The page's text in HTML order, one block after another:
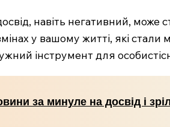
навіть негативний,
у вашому житті, які
інструмент для
за минуле на досвід і